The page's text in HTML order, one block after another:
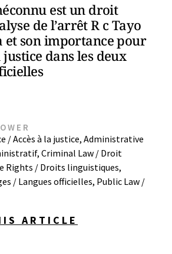
est un droit
de l’arrêt R c Tayo
et son importance pour
justice dans les deux
/ Accès à la justice, Administrative
, Criminal Law / Droit
Rights / Droits linguistiques,
/ Langues officielles, Public Law /
ARTICLE